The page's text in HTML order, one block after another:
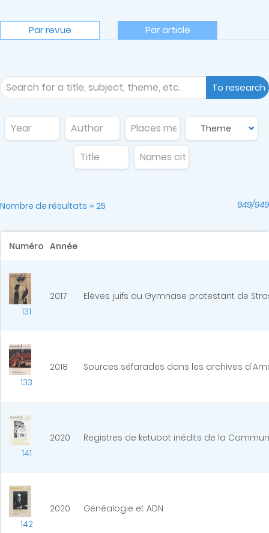
Par revue Par article
To research
Nombre de résultats = 25 949/949
Numéro Année
131
2017 Elèves juifs au Gymnase protestant de
133
2018 Sources séfarades dans les archives
141
2020 Registres de ketubot inédits de la
142
2020 Généalogie et ADN